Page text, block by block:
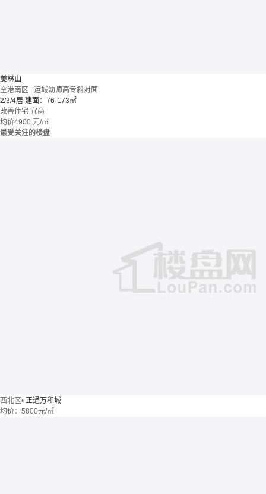
美林山
空港南区 | 运城幼师高专斜对面
2/3/4居 建面：76-173㎡
改善住宅 宜商
均价4900 元/㎡
最受关注的楼盘
西北区• 正通万和城
均价： 5800元/㎡